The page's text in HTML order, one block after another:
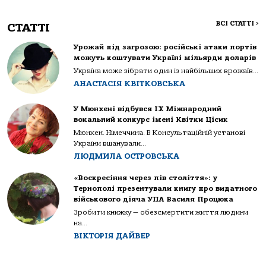
СТАТТІ ВСІ СТАТТІ >
Урожай під загрозою: російські атаки портів
можуть коштувати Україні мільярди доларів
Україна може зібрати один із найбільших врожаїв...
АНАСТАСІЯ КВІТКОВСЬКА
У Мюнхені відбувся IX Міжнародний
вокальний конкурс імені Квітки Цісик
Мюнхен. Німеччина. В Консультаційній установі
України вшанували...
ЛЮДМИЛА ОСТРОВСЬКА
«Воскресіння через пів століття»: у
Тернополі презентували книгу про видатного
військового діяча УПА Василя Процюка
Зробити книжку — обезсмертити життя людини
на...
ВІКТОРІЯ ДАЙВЕР